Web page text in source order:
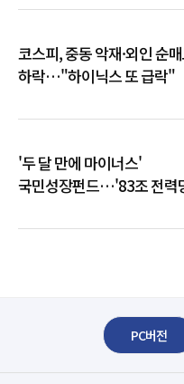
코스피, 중동 악재·외인 순
하락…"하이닉스 또 급락"
'두 달 만에 마이너스'
국민성장펀드…'83조 전력
PC버전